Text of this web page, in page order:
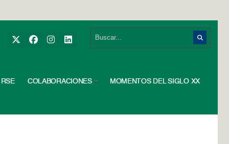
RSE COLABORACIONES MOMENTOS DEL SIGLO XX